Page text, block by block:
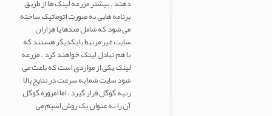
دهند . بیشتر مزرعه لینک ها از طریق
برنامه هایی به صورت اتوماتیک ساخته
می شود که شامل صدها یا هزاران
سایت غیر مرتبط با یکدیگر هستند که
با هم تبادل لینک خواهند کرد . مزرعه
لینک یکی از مواردی است که باعث می
شود سایت شما به سرعت در نتایج بالا
رتبه گوگل قرار گیرد ، اما امروزه گوگل
آن را به عنوان یک روش اسپم می